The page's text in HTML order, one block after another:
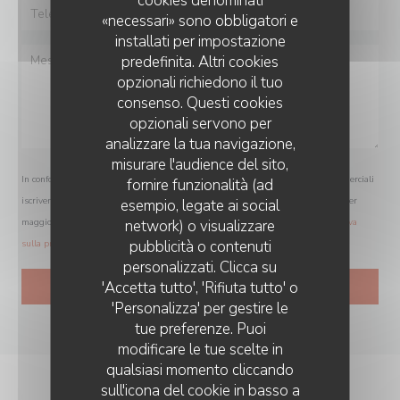
«necessari» sono obbligatori e
installati per impostazione
predefinita. Altri cookies
opzionali richiedono il tuo
consenso. Questi cookies
opzionali servono per
analizzare la tua navigazione,
misurare l'audience del sito,
fornire funzionalità (ad
esempio, legate ai social
network) o visualizzare
pubblicità o contenuti
personalizzati. Clicca su
'Accetta tutto', 'Rifiuta tutto' o
'Personalizza' per gestire le
tue preferenze. Puoi
modificare le tue scelte in
qualsiasi momento cliccando
sull'icona del cookie in basso a
In conformità al Codice del Consumo, hai il diritto di opporti alle chiamate commerciali
iscrivendoti al Registro Pubblico delle Opposizioni:registrodelleopposizioni.it
. Per
maggiori informazioni sul trattamento dei tuoi dati, consulta la nostra
informativa
sulla privacy